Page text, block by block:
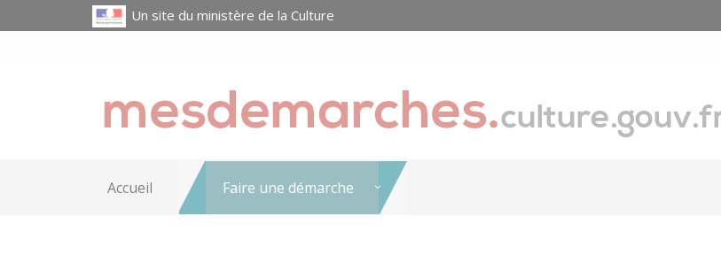
Un site du ministère de la Culture
Accueil Faire une démarche